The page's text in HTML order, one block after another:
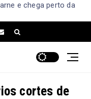
e chega perto da
cortes de